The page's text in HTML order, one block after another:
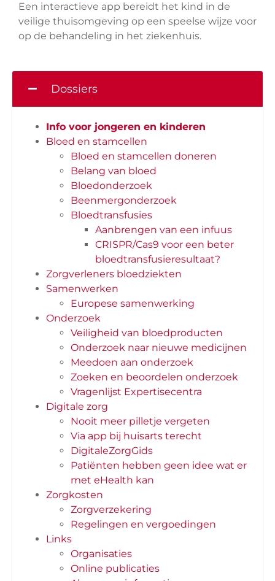
Dossiers
Info voor jongeren en kinderen
Bloed en stamcellen
Bloed en stamcellen doneren
Belang van bloed
Bloedonderzoek
Beenmergonderzoek
Bloedtransfusies
Aanbrengen van een infuus
CRISPR/Cas9 voor een beter
bloedtransfusieresultaat?
Zorgverleners bloedziekten
Samenwerken
Europese samenwerking
Onderzoek
Veiligheid van bloedproducten
Onderzoek naar nieuwe medicijnen
Meedoen aan onderzoek
Zoeken en beoordelen onderzoek
Vragenlijst Expertisecentra
Digitale zorg
Nooit meer pilletje vergeten
Via app bij huisarts terecht
DigitaleZorgGids
Patiënten hebben geen idee wat er
met eHealth kan
Zorgkosten
Zorgverzekering
Regelingen en vergoedingen
Links
Organisaties
Online publicaties
Een interactieve app bereidt het kind in de
veilige thuisomgeving op een speelse wijze voor
op de behandeling in het ziekenhuis.